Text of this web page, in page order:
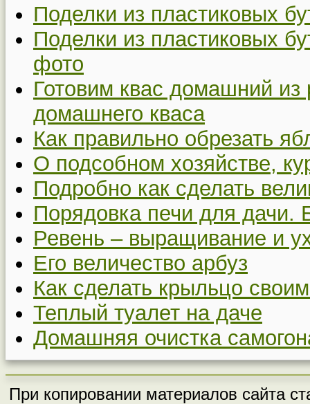
Поделки из пластиковых
Поделки из пластиковых
фото
Готовим квас домашний
домашнего кваса
Как правильно обрезать
О подсобном хозяйстве,
Подробно как сделать
Порядовка печи для дачи.
Ревень – выращивание и
Его величество арбуз
Как сделать крыльцо
Теплый туалет на даче
Домашняя очистка
При копировании материалов сайта